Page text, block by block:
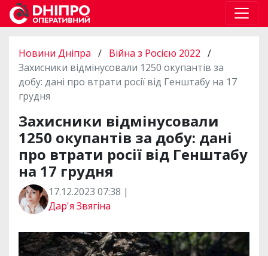
Новини Дніпра / Війна з Росією 2022 /
Захисники відмінусовали 1250 окупантів за
добу: дані про втрати росії від Генштабу на 17
грудня
Захисники відмінусовали
1250 окупантів за добу: дані
про втрати росії від Генштабу
на 17 грудня
17.12.2023 07:38 |
Дар'я Звягіна